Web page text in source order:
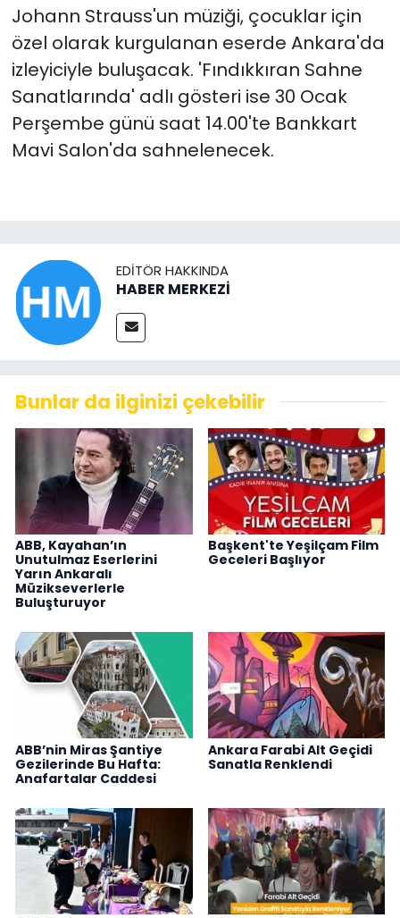
Johann Strauss'un müziği, çocuklar için
özel olarak kurgulanan eserde Ankara'da
izleyiciyle buluşacak. 'Fındıkkıran Sahne
Sanatlarında' adlı gösteri ise 30 Ocak
Perşembe günü saat 14.00'te Bankkart
Mavi Salon'da sahnelenecek.
EDITÖR HAKKINDA
HABER MERKEZİ
Bunlar da ilginizi çekebilir
ABB, Kayahan’ın
Unutulmaz Eserlerini
Yarın Ankaralı
Müzikseverlerle
Buluşturuyor
Başkent'te Yeşilçam Film
Geceleri Başlıyor
ABB’nin Miras Şantiye
Gezilerinde Bu Hafta:
Anafartalar Caddesi
Ankara Farabi Alt Geçidi
Sanatla Renklendi